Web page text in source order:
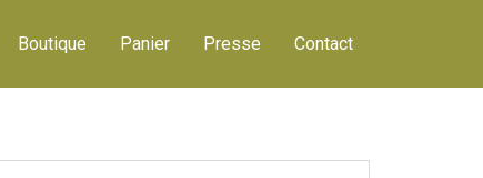
Boutique Panier Presse Contact